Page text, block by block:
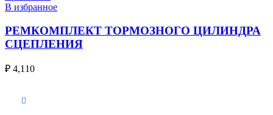
В избранное
РЕМКОМПЛЕКТ ТОРМОЗНОГО ЦИЛИНДРА
СЦЕПЛЕНИЯ
₽ 4,110